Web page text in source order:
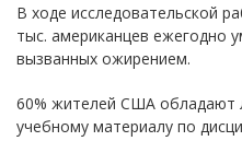
В ходе исследовательской
тыс. американцев ежегодно
вызванных ожирением.
60% жителей США обладают
учебному материалу по